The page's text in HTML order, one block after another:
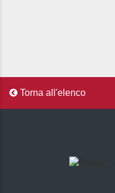
Torna all'elenco